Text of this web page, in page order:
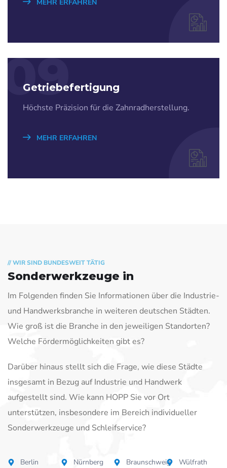
MEHR ERFAHREN
09
Getriebefertigung
Höchste Präzision für die Zahnradherstellung.
MEHR ERFAHREN
// WIR SIND BUNDESWEIT TÄTIG
Sonderwerkzeuge in
Im Folgenden finden Sie Informationen über die Industrie-
und Handwerksbranche in weiteren deutschen Städten.
Wie groß ist die Branche in den jeweiligen Standorten?
Welche Fördermöglichkeiten gibt es?
Darüber hinaus stellt sich die Frage, wie diese Städte
insgesamt in Bezug auf Industrie und Handwerk
aufgestellt sind. Wie kann HOPP Sie vor Ort
unterstützen, insbesondere im Bereich individueller
Sonderwerkzeuge und Schleifservice?
Berlin
Nürnberg
Braunschweig
Wülfrath